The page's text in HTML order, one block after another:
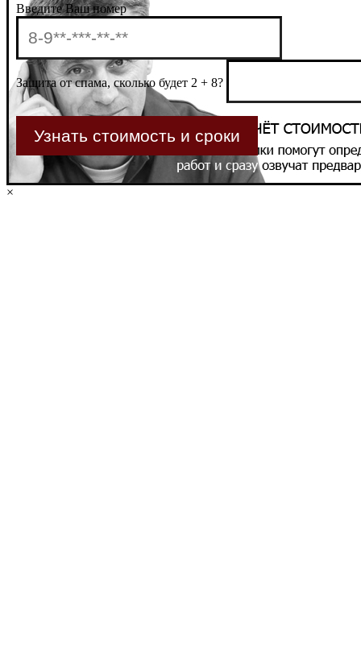
Введите Ваш номер
Защита от спама, сколько будет 2 + 8?
×